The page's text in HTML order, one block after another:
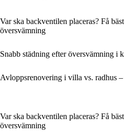
Var ska backventilen placeras? Få
översvämning
Snabb städning efter översvämning i
Avloppsrenovering i villa vs. radhus
Var ska backventilen placeras? Få
översvämning